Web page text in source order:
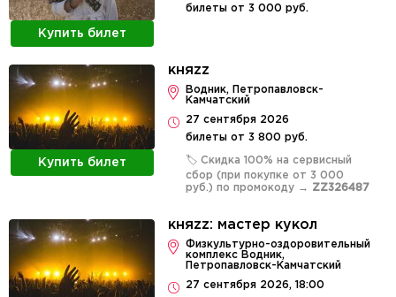
Купить билет
билеты от 3 000 руб.
Купить билет
княzz
Водник, Петропавловск-
Камчатский
27 сентября 2026
билеты от 3 800 руб.
🏷️ Скидка 100% на сервисный
сбор (при покупке от 3 000
руб.) по промокоду → ZZ326487
княzz: мастер кукол
​Физкультурно-оздоровительный
комплекс Водник,
Петропавловск-Камчатский
27 сентября 2026, 18:00